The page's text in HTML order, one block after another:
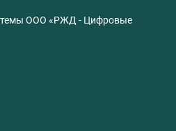
ООО «РЖД - Цифровые